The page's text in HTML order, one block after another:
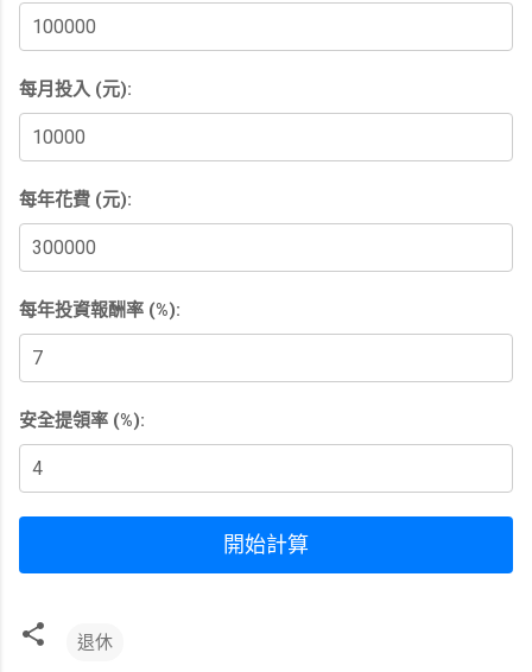
每月投入 (元):
每年花費 (元):
每年投資報酬率 (%):
安全提領率 (%):
開始計算
退休